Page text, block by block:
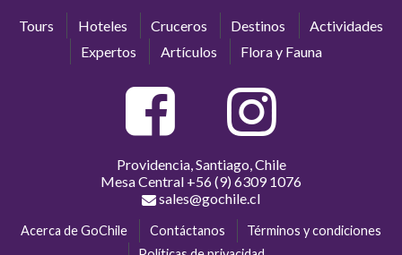
Tours Hoteles Cruceros Destinos
Actividades
Expertos
Artículos Flora y Fauna
Providencia, Santiago, Chile
Mesa Central +56 (9) 6309 1076
sales@gochile.cl
Acerca de GoChile Contáctanos
Términos y condiciones